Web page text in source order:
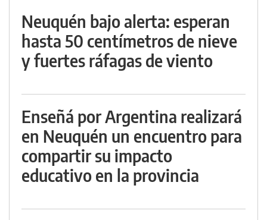
Neuquén bajo alerta: esperan
hasta 50 centímetros de nieve
y fuertes ráfagas de viento
Enseñá por Argentina realizará
en Neuquén un encuentro para
compartir su impacto
educativo en la provincia